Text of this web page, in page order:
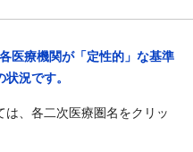
各医療機関が「定性的」な基準
況です。
は、各二次医療圏名をクリッ